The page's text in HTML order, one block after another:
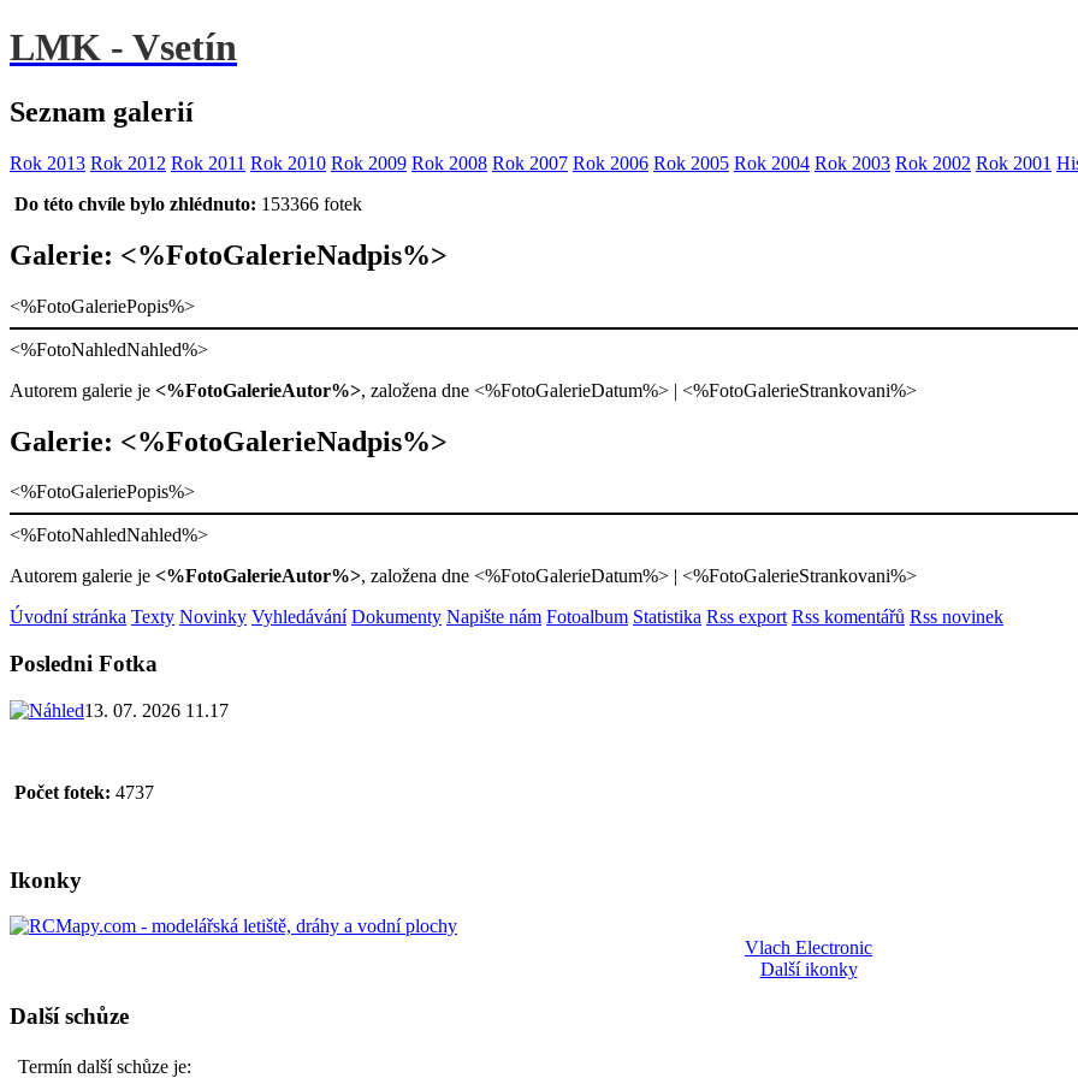
LMK - Vsetín
Seznam galerií
Rok 2013 Rok 2012 Rok 2011 Rok 2010 Rok 2009 Rok 2008 Rok 2007 Rok 2006 Rok 2005 Rok 2004 Rok 2003 Rok 2002 Rok 2001
Do této chvíle bylo zhlédnuto: 153366 fotek
Galerie: <%FotoGalerieNadpis%>
<%FotoGaleriePopis%>
<%FotoNahledNahled%>
Autorem galerie je <%FotoGalerieAutor%>, založena dne <%FotoGalerieDatum%> | <%FotoGalerieStrankovani%>
Galerie: <%FotoGalerieNadpis%>
<%FotoGaleriePopis%>
<%FotoNahledNahled%>
Autorem galerie je <%FotoGalerieAutor%>, založena dne <%FotoGalerieDatum%> | <%FotoGalerieStrankovani%>
Úvodní stránka Texty Novinky Vyhledávání Dokumenty Napište nám Fotoalbum Statistika Rss export Rss komentářů Rss novinek
Posledni Fotka
13. 07. 2026 11.17
Počet fotek: 4737
Ikonky
Vlach Electronic
Další ikonky
Další schůze
Termín další schůze je: